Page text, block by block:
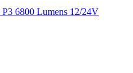
6800 Lumens 12/24V